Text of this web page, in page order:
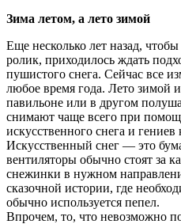
Зима летом, а лето зимой
Еще несколько лет назад,
ролик, приходилось ждать
пушистого снега. Сейчас все
любое время года. Лето зимой
павильоне или в другом
снимают чаще всего при
искусственного снега и
Искусственный снег — это
вентиляторы обычно стоят за
снежинки в нужном
сказочной истории, где
обычно используется пепел.
Впрочем, то, что невозможно